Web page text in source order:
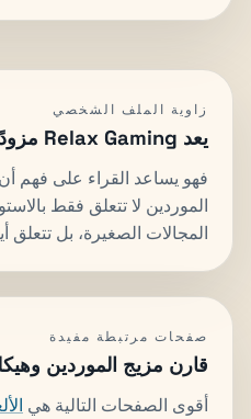
زاوية الملف الشخصي
يعد Relax Gaming مزودًا جيدًا "بين الفئات".
فهو يساعد القراء على فهم أن
الموردين لا تتعلق فقط
المجالات الصغيرة، بل تتعلق
صفحات مرتبطة مفيدة
قارن مزيج الموردين
أقوى الصفحات التالية هي